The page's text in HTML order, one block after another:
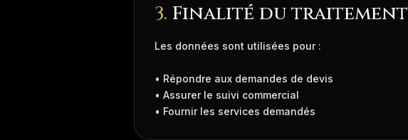
3. Finalité du traitement
Les données sont utilisées pour :
• Répondre aux demandes de devis
• Assurer le suivi commercial
• Fournir les services demandés